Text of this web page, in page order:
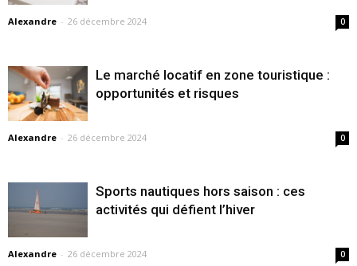
Alexandre - 26 décembre 2024 0
Le marché locatif en zone touristique :
opportunités et risques
Alexandre - 26 décembre 2024 0
Sports nautiques hors saison : ces
activités qui défient l’hiver
Alexandre - 26 décembre 2024 0